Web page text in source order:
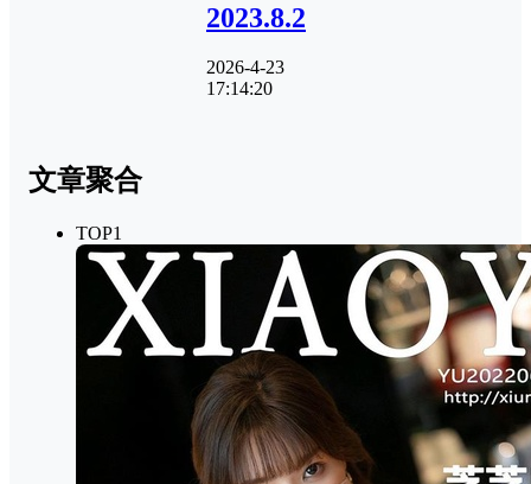
2023.8.2
2026-4-23
17:14:20
文章聚合
TOP1